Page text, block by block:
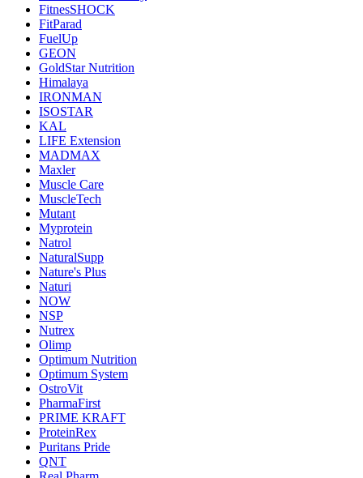
FitnesSHOCK
FitParad
FuelUp
GEON
GoldStar Nutrition
Himalaya
IRONMAN
ISOSTAR
KAL
LIFE Extension
MADMAX
Maxler
Muscle Care
MuscleTech
Mutant
Myprotein
Natrol
NaturalSupp
Nature's Plus
Naturi
NOW
NSP
Nutrex
Olimp
Optimum Nutrition
Optimum System
OstroVit
PharmaFirst
PRIME KRAFT
ProteinRex
Puritans Pride
QNT